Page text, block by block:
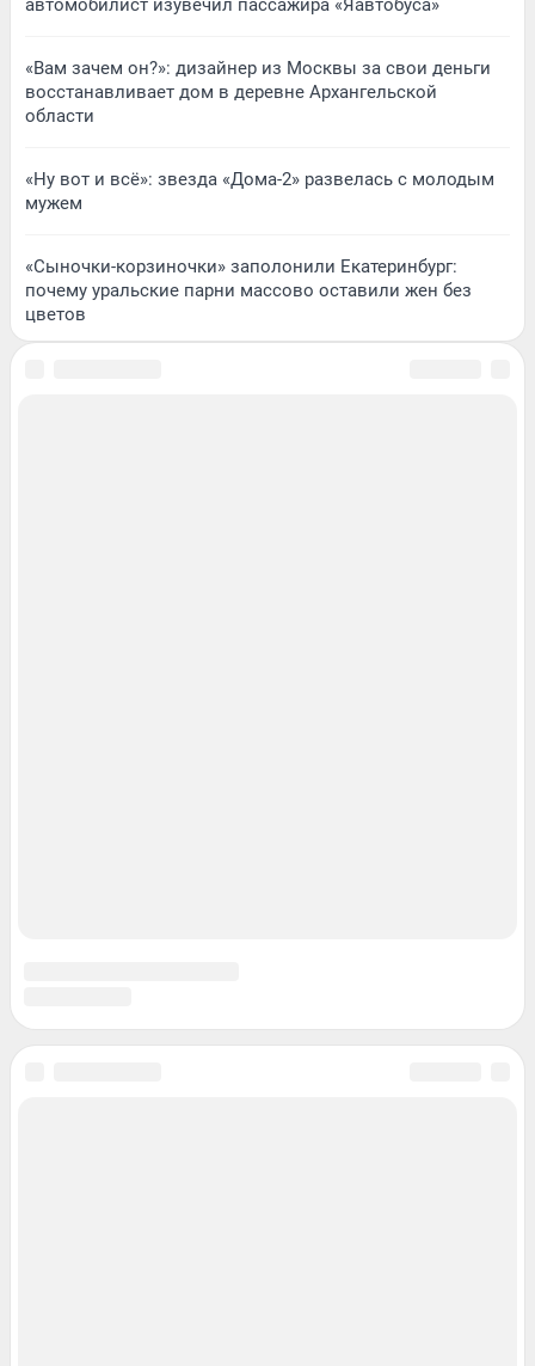
автомобилист изувечил пассажира «Яавтобуса»
«Вам зачем он?»: дизайнер из Москвы за свои деньги
восстанавливает дом в деревне Архангельской
области
«Ну вот и всё»: звезда «Дома-2» развелась с молодым
мужем
«Сыночки-корзиночки» заполонили Екатеринбург:
почему уральские парни массово оставили жен без
цветов